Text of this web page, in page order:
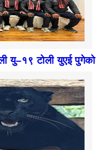
यु–१९ टोली युएई पुगेको